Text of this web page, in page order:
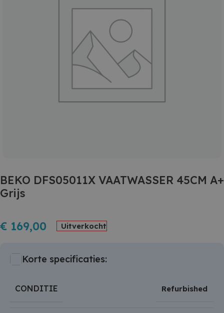
BEKO DFS05011X VAATWASSER 45CM A+
Grijs
€ 169,00 Uitverkocht
Korte specificaties:
CONDITIE Refurbished